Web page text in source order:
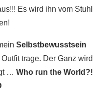
Es wird ihn vom Stuhl
Selbstbewusstsein
trage. Der Ganz wird
… Who run the World?!